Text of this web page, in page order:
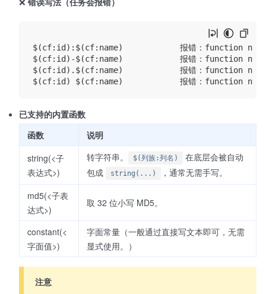
$(cf:id):$(cf:name)            报错：function
$(cf:id)-$(cf:name)            报错：function
$(cf:id).$(cf:name)            报错：function
已支持的内置函数
函数
说明
string(<子
表达式>)
转字符串。 $(列族:列名)
在底层会被自动
包成
string(...)
，通常无需手写。
md5(<子表
达式>)
取 32 位小写 MD5。
constant(<
字面值>)
字面常量（一般通过直接写文本即可，无需
显式使用。）
注意